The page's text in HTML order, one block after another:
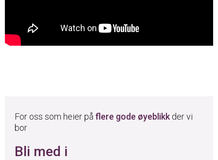
For oss som heier på flere gode øyeblikk der vi
bor
Bli med i